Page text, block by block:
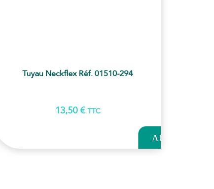
Tuyau Neckflex Réf. 01510-294
13,50 € TTC
AU